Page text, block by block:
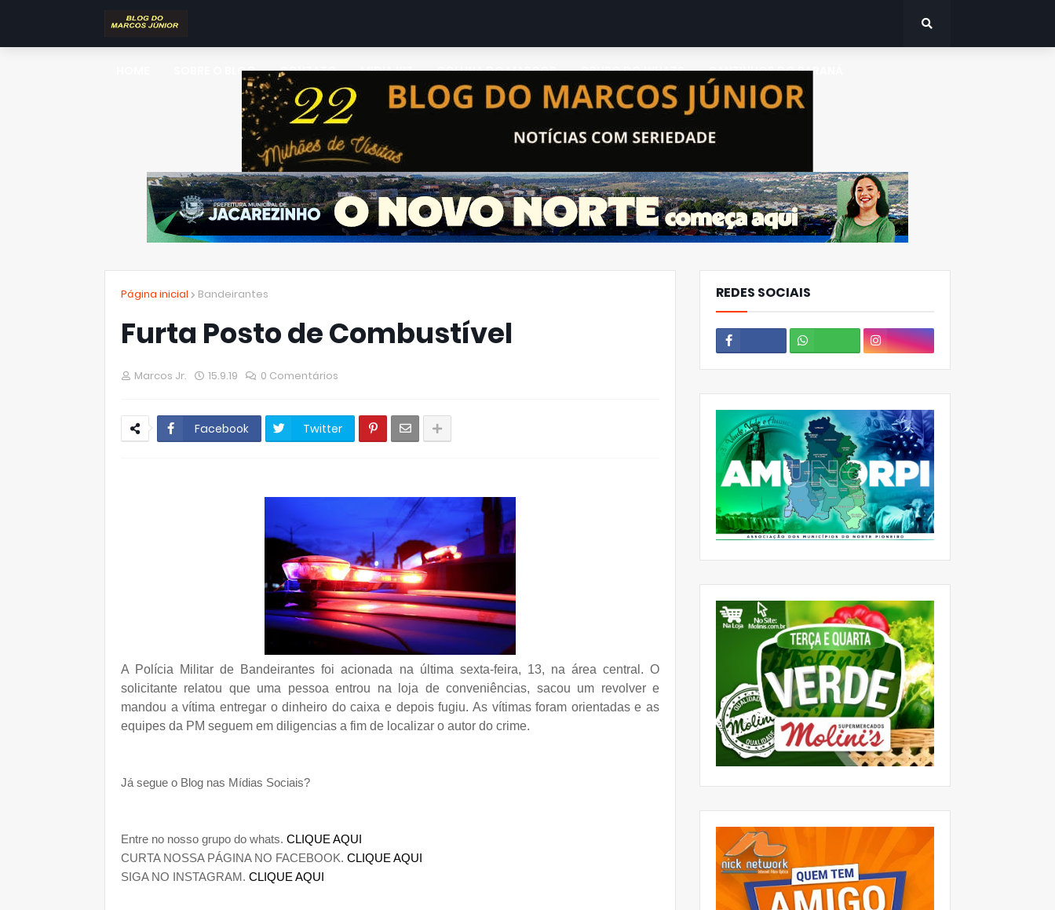
SOBRE O BLOG CONTATO MIDIA KIT COLUNA DO MARCOS GRUPO DO WHATS CANTINHOS DO PARANÁ
Página inicial Bandeirantes
Furta Posto de Combustível
Marcos Jr. 15.9.19 0 Comentários
Facebook Twitter
A Polícia Militar de Bandeirantes foi acionada na última sexta-feira, 13, na área central. O
solicitante relatou que uma pessoa entrou na loja de conveniências, sacou um revolver e
mandou a vítima entregar o dinheiro do caixa e depois fugiu. As vítimas foram orientadas e as
equipes da PM seguem em diligencias a fim de localizar o autor do crime.
Já segue o Blog nas Mídias Sociais?
Entre no nosso grupo do whats. CLIQUE AQUI
CURTA NOSSA PÁGINA NO FACEBOOK. CLIQUE AQUI
SIGA NO INSTAGRAM. CLIQUE AQUI
REDES SOCIAIS